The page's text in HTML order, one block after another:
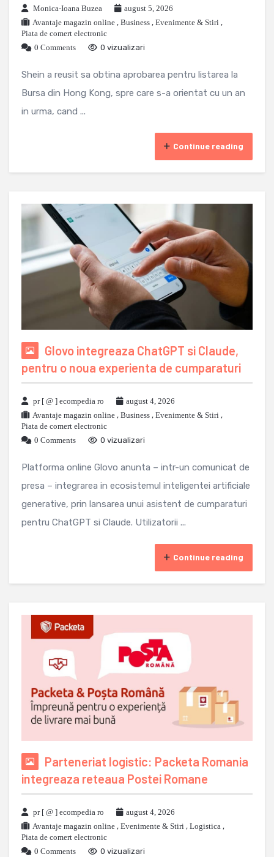
Monica-Ioana Buzea
august 5, 2026
Avantaje magazin online , Business , Evenimente & Stiri ,
Piata de comert electronic
0 Comments
0 vizualizari
Shein a reusit sa obtina aprobarea pentru listarea la
Bursa din Hong Kong, spre care s-a orientat cu un an
in urma, cand ...
Continue reading
Glovo integreaza ChatGPT si Claude,
pentru o noua experienta de cumparaturi
pr [ @ ] ecompedia ro
august 4, 2026
Avantaje magazin online , Business , Evenimente & Stiri ,
Piata de comert electronic
0 Comments
0 vizualizari
Platforma online Glovo anunta – intr-un comunicat de
presa – integrarea in ecosistemul inteligentei artificiale
generative, prin lansarea unui asistent de cumparaturi
pentru ChatGPT si Claude. Utilizatorii ...
Continue reading
Parteneriat logistic: Packeta Romania
integreaza reteaua Postei Romane
pr [ @ ] ecompedia ro
august 4, 2026
Avantaje magazin online , Evenimente & Stiri , Logistica ,
Piata de comert electronic
0 Comments
0 vizualizari